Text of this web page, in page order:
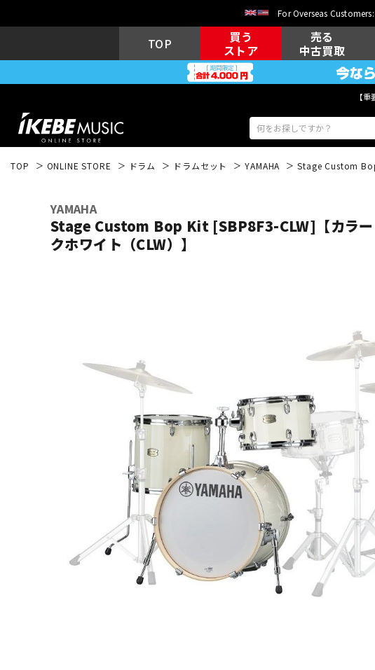
For Overseas
TOP
買う
ストア
売る
中古買取
【
ヴィンテージ
TOP ONLINE STORE ドラム ドラムセット YAMAHA Stage Custom
YAMAHA
Stage Custom Bop Kit [SBP8F3-CLW]【カラー
クホワイト（CLW）】